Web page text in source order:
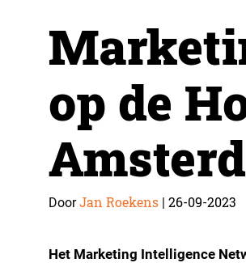
op de
DoorJan Roekens | 26-09-2023
Het Marketing Intelligence